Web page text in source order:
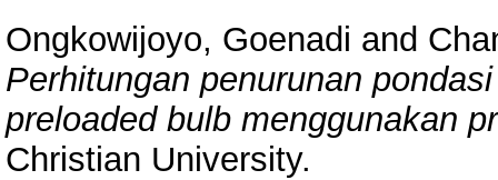
Ongkowijoyo, Goenadi and
Perhitungan penurunan
preloaded bulb menggunakan
Christian University.